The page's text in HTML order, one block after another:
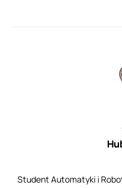
Student Automatyki i